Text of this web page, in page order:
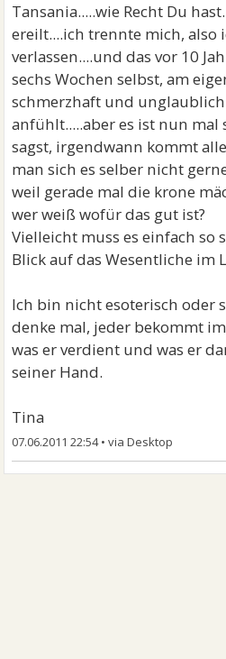
Tansania.....wie Recht Du
ereilt....ich trennte mich, also
verlassen....und das vor 10
sechs Wochen selbst, am
schmerzhaft und
anfühlt.....aber es ist nun mal
sagst, irgendwann kommt
man sich es selber nicht
weil gerade mal die krone
wer weiß wofür das gut ist?
Vielleicht muss es einfach so
Blick auf das Wesentliche im
Ich bin nicht esoterisch oder
denke mal, jeder bekommt
was er verdient und was er
seiner Hand.
Tina
07.06.2011 22:54•